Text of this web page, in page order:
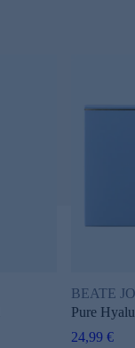
BEATE
Pure
24,99 €